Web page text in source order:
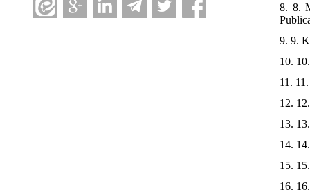
8. 8.
9. 9.
10.
11.
12.
13.
14.
15.
16.